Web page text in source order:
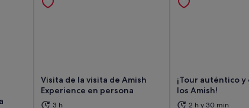
una pestaña nueva
Visita de la visita de Amish
Experience en persona
3 h Se abre en una pestaña nueva
¡Tour auténtico y
los Amish!
2 h y 30 min